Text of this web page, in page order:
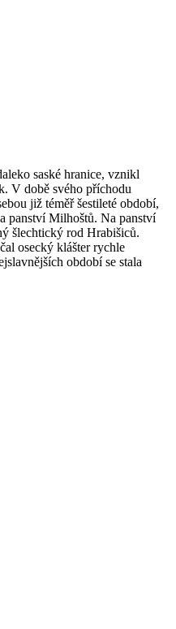
saské hranice, vznikl
V době svého příchodu
již téměř šestileté období,
panství Milhoštů. Na panství
šlechtický rod Hrabišiců.
osecký klášter rychle
období se stala